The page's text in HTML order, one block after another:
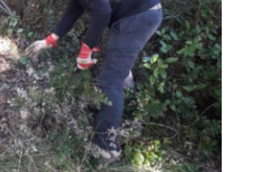
Calès ouverture exceptionnelle
et Saint-Jean▼
patrimoine